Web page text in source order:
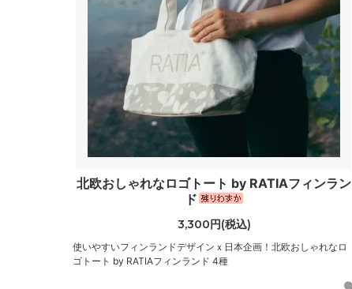
北欧おしゃれなロゴトート by RATIAフィンラン
ド
3,300円(税込)
使いやすいフィンランドデザインｘ日本企画！北欧おしゃれなロ
ゴトート by RATIAフィンランド 4種